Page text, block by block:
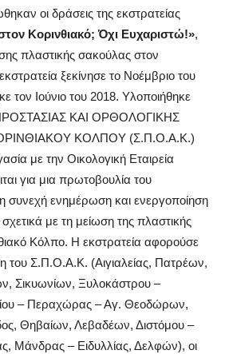
οι δράσεις της εκστρατείας
Κορινθιακό; Όχι Ευχαριστώ!»,
πλαστικής σακούλας στον
ξεκίνησε το Νοέμβριο του
τον Ιούνιο του 2018. Υλοποιήθηκε
ΚΑΙ ΟΡΘΟΛΟΓΙΚΗΣ
ΚΟΛΠΟΥ (Σ.Π.Ο.Α.Κ.)
με την Οικολογική Εταιρεία
για μια πρωτοβουλία του
ενημέρωση και ενεργοποίηση
με τη μείωση της πλαστικής
Κόλπο. Η εκστρατεία αφορούσε
του Σ.Π.Ο.Α.Κ. (Αιγιαλείας, Πατρέων,
Σικυωνίων, Ξυλοκάστρου –
– Περαχώρας – Αγ. Θεοδώρων,
Θηβαίων, Λεβαδέων, Διστόμου –
Μάνδρας – Ειδυλλίας, Δελφών), οι